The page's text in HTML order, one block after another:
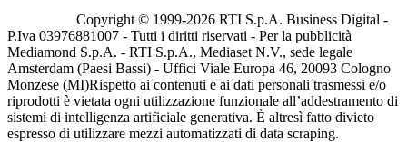
Copyright © 1999-2026 RTI S.p.A. Business Digital -
P.Iva 03976881007 - Tutti i diritti riservati - Per la pubblicità
Mediamond S.p.A. - RTI S.p.A., Mediaset N.V., sede legale
Amsterdam (Paesi Bassi) - Uffici Viale Europa 46, 20093 Cologno
Monzese (MI)Rispetto ai contenuti e ai dati personali trasmessi e/o
riprodotti è vietata ogni utilizzazione funzionale all’addestramento di
sistemi di intelligenza artificiale generativa. È altresì fatto divieto
espresso di utilizzare mezzi automatizzati di data scraping.